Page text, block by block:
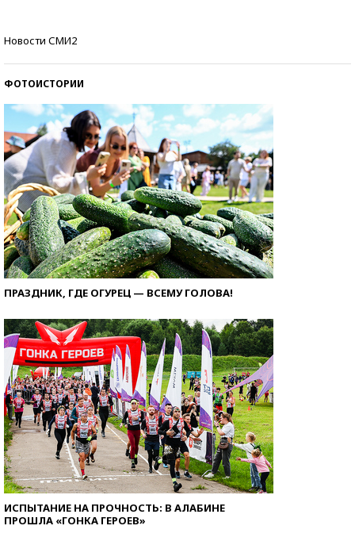
Новости СМИ2
ФОТОИСТОРИИ
ПРАЗДНИК, ГДЕ ОГУРЕЦ — ВСЕМУ ГОЛОВА!
ИСПЫТАНИЕ НА ПРОЧНОСТЬ: В АЛАБИНЕ
ПРОШЛА «ГОНКА ГЕРОЕВ»